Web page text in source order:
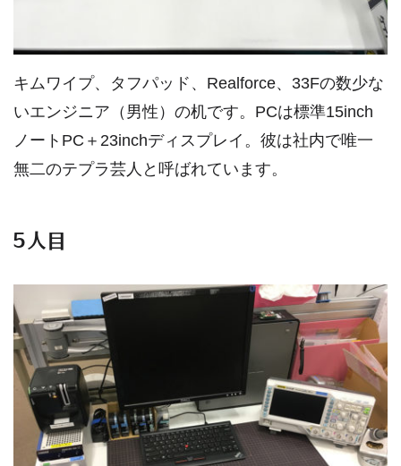
キムワイプ、タフパッド、Realforce、33Fの数少な
いエンジニア（男性）の机です。PCは標準15inch
ノートPC＋23inchディスプレイ。彼は社内で唯一
無二のテプラ芸人と呼ばれています。
5人目